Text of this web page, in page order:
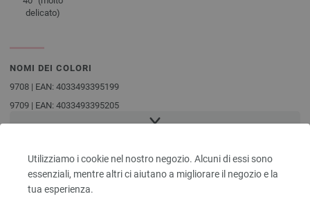
Utilizziamo i cookie nel nostro negozio. Alcuni di essi sono
essenziali, mentre altri ci aiutano a migliorare il negozio e la
tua esperienza.
delicato)
NOMI DEI COLORI
9708 | EAN: 4033493395199
9709 | EAN: 4033493395205
9710 | EAN: 4033493395212
9712 | EAN: 4033493395243
9713 | EAN: 4033493395250